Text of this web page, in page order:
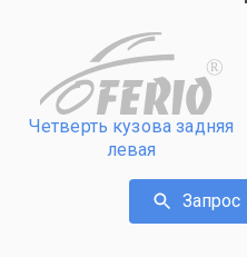
R
Четверть кузова задняя
левая
Запрос